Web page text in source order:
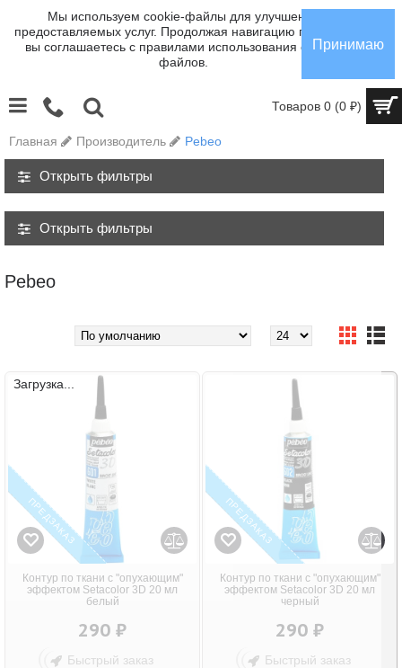
Мы используем cookie-файлы для улучшения
предоставляемых услуг. Продолжая навигацию по сайту,
вы соглашаетесь с правилами использования cookie-
файлов.
Принимаю
Товаров 0 (0 ₽)
Главная Производитель Pebeo
Открыть фильтры
Открыть фильтры
Pebeo
ПРЕДЗАКАЗ
Контур по ткани с "опухающим"
эффектом Setacolor 3D 20 мл
белый
290 ₽
Быстрый заказ
ПРЕДЗАКАЗ
Контур по ткани с "опухающим"
эффектом Setacolor 3D 20 мл
черный
290 ₽
Быстрый заказ
Загрузка...